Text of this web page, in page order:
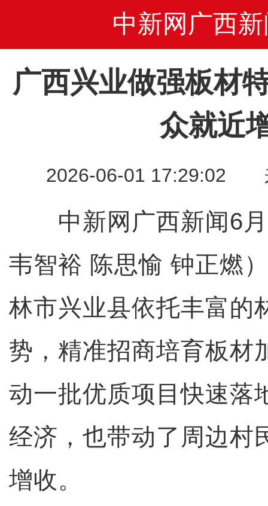
中新网广西新
广西兴业做强板材
众就近
2026-06-01 17:29:02
中新网广西新闻6月
韦智裕 陈思愉 钟正燃
林市兴业县依托丰富的
势，精准招商培育板材
动一批优质项目快速落
经济，也带动了周边村
增收。